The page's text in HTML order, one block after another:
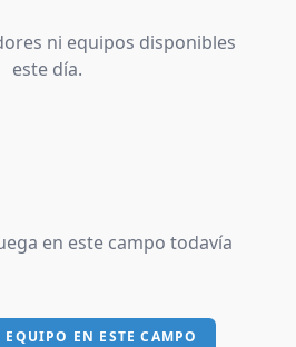
ni equipos disponibles
este día.
en este campo todavía
EQUIPO EN ESTE CAMPO